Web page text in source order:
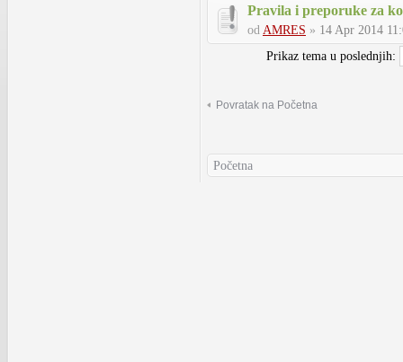
Pravila i preporuke za
od AMRES » 14 Apr 2014
Prikaz tema u poslednjih:
Povratak na Početna
Početna